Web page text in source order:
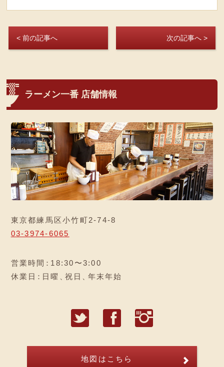
< 前の記事へ 次の記事へ >
ラーメン一番 店舗情報
東京都練馬区小竹町2-74-8
03-3974-6065
営業時間 ：18:30〜3:00
休業日 ：日曜 、祝日 、年末年始
T F I
地図はこちら